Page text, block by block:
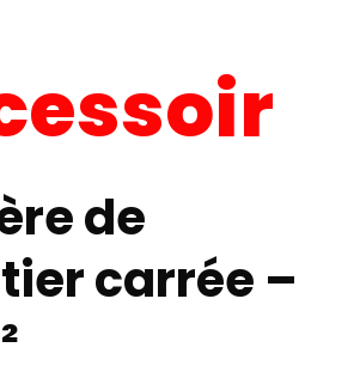
de
carrée –